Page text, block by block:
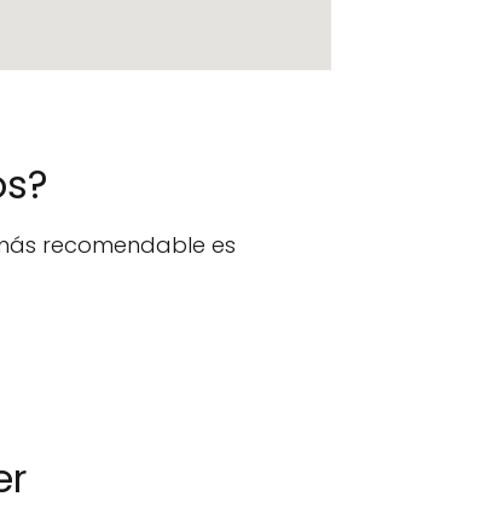
recomendable es